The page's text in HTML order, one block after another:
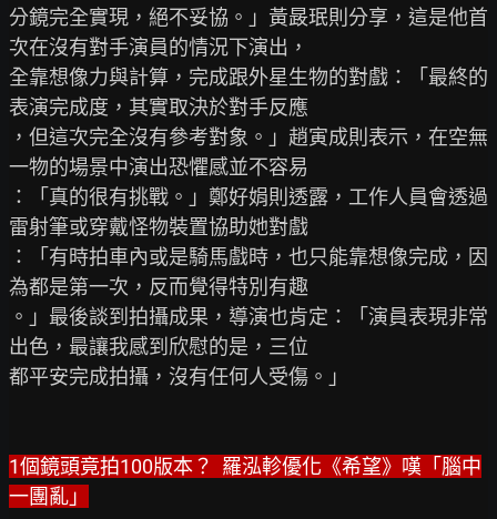
分鏡完全實現，絕不妥協。」黃晸珉則分享，這是他首
次在沒有對手演員的情況下演出，
全靠想像力與計算，完成跟外星生物的對戲：「最終的
表演完成度，其實取決於對手反應
，但這次完全沒有參考對象。」趙寅成則表示，在空無
一物的場景中演出恐懼感並不容易
：「真的很有挑戰。」鄭好娟則透露，工作人員會透過
雷射筆或穿戴怪物裝置協助她對戲
：「有時拍車內或是騎馬戲時，也只能靠想像完成，因
為都是第一次，反而覺得特別有趣
。」最後談到拍攝成果，導演也肯定：「演員表現非常
出色，最讓我感到欣慰的是，三位
都平安完成拍攝，沒有任何人受傷。」
1個鏡頭竟拍100版本？  羅泓軫優化《希望》嘆「腦中
一團亂」